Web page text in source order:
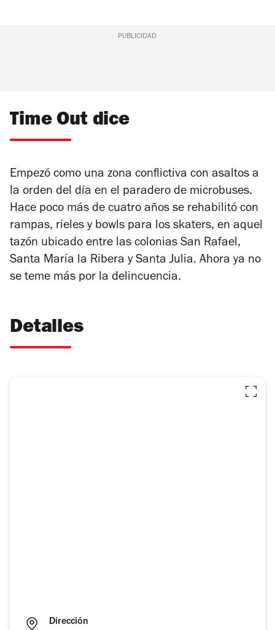
PUBLICIDAD
Time Out dice
Empezó como una zona conflictiva con asaltos a
la orden del día en el paradero de microbuses.
Hace poco más de cuatro años se rehabilitó con
rampas, rieles y bowls para los skaters, en aquel
tazón ubicado entre las colonias San Rafael,
Santa María la Ribera y Santa Julia. Ahora ya no
se teme más por la delincuencia.
Detalles
Dirección